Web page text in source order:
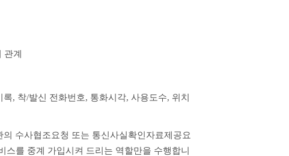
계
, 착/발신 전화번호, 통화시각, 사용도수, 위치
수사협조요청 또는 통신사실확인자료제공요
를 중계 가입시켜 드리는 역할만을 수행합니